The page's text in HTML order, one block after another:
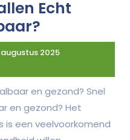
Echt
augustus 2025
en gezond? Snel
en gezond? Het
is een veelvoorkomend